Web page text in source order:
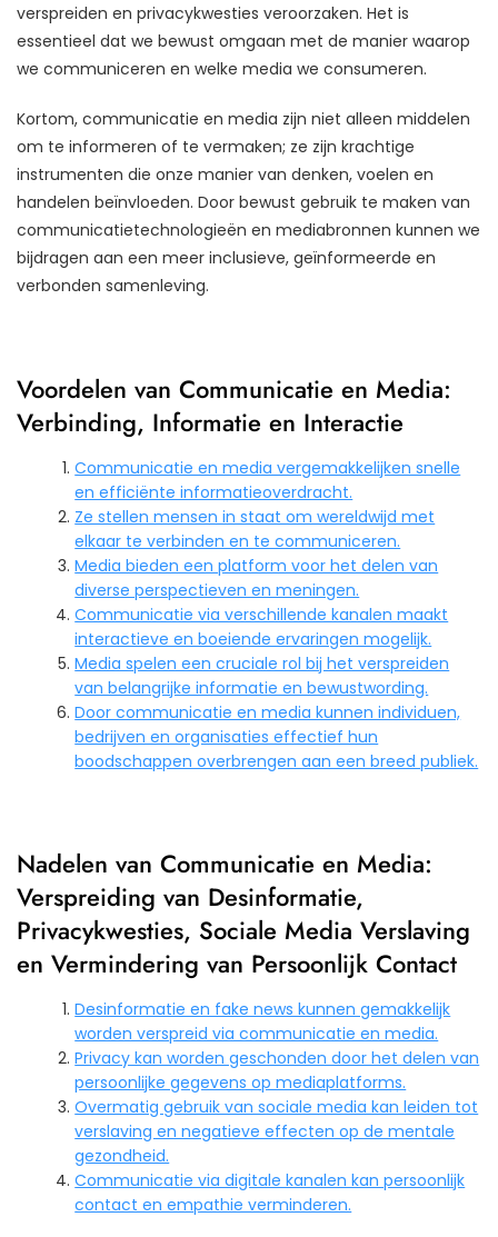
verspreiden en privacykwesties veroorzaken. Het is
essentieel dat we bewust omgaan met de manier waarop
we communiceren en welke media we consumeren.
Kortom, communicatie en media zijn niet alleen middelen
om te informeren of te vermaken; ze zijn krachtige
instrumenten die onze manier van denken, voelen en
handelen beïnvloeden. Door bewust gebruik te maken van
communicatietechnologieën en mediabronnen kunnen we
bijdragen aan een meer inclusieve, geïnformeerde en
verbonden samenleving.
Voordelen van Communicatie en Media:
Verbinding, Informatie en Interactie
Communicatie en media vergemakkelijken snelle
en efficiënte informatieoverdracht.
Ze stellen mensen in staat om wereldwijd met
elkaar te verbinden en te communiceren.
Media bieden een platform voor het delen van
diverse perspectieven en meningen.
Communicatie via verschillende kanalen maakt
interactieve en boeiende ervaringen mogelijk.
Media spelen een cruciale rol bij het verspreiden
van belangrijke informatie en bewustwording.
Door communicatie en media kunnen individuen,
bedrijven en organisaties effectief hun
boodschappen overbrengen aan een breed publiek.
Nadelen van Communicatie en Media:
Verspreiding van Desinformatie,
Privacykwesties, Sociale Media Verslaving
en Vermindering van Persoonlijk Contact
Desinformatie en fake news kunnen gemakkelijk
worden verspreid via communicatie en media.
Privacy kan worden geschonden door het delen van
persoonlijke gegevens op mediaplatforms.
Overmatig gebruik van sociale media kan leiden tot
verslaving en negatieve effecten op de mentale
gezondheid.
Communicatie via digitale kanalen kan persoonlijk
contact en empathie verminderen.